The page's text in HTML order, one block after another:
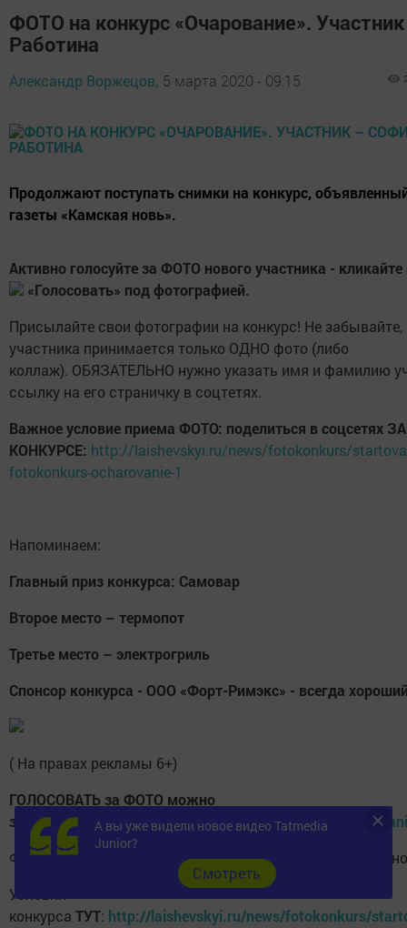
ФОТО на конкурс «Очарование».
Работина
Александр Воржецов, 5 марта 2020 - 09:15
Продолжают поступать снимки на конкурс,
газеты «Камская новь».
Активно голосуйте за ФОТО нового участника - кликайте
«Голосовать» под фотографией.
Присылайте свои фотографии на конкурс! Не забывайте,
участника принимается только ОДНО фото (либо
коллаж). ОБЯЗАТЕЛЬНО нужно указать имя и фамилию
ссылку на его страничку в соцтетях.
Важное условие приема ФОТО: поделиться в соцсетях
КОНКУРСЕ: http://laishevskyi.ru/news/fotokonkurs/
fotokonkurs-ocharovanie-1
Напоминаем:
Главный приз конкурса: Самовар
Второе место – термопот
Третье место – электрогриль
Спонсор конкурса - ООО «Форт-Римэкс» - всегда
( На правах рекламы 6+)
ГОЛОСОВАТЬ за ФОТО можно
здесь: http://laishevskyi.ru/contest/fotokonkurs-
ФОТО принимаются по
17 марта2020 года
Условия
конкурса ТУТ: http://laishevskyi.ru/news/fotokonkurs/
А вы уже видели новое видео Tatmedia
Junior?
Cмотреть